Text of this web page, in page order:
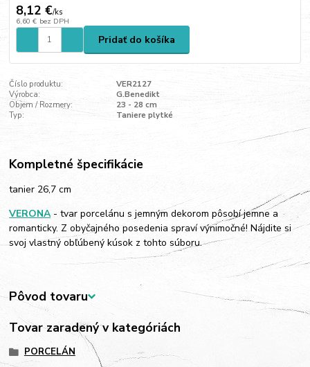
8,12 €/ks
6,60 € bez DPH
Pridať do košíka
Číslo produktu:
VER2127
Výrobca:
G.Benedikt
Objem / Rozmery:
23 - 28 cm
Typ:
Taniere plytké
Kompletné špecifikácie
tanier 26,7 cm
VERONA- tvar porcelánu s jemným dekorom pôsobí jemne a
romanticky. Z obyčajného posedenia spraví výnimočné! Nájdite si
svoj vlastný obľúbený kúsok z tohto súboru.
Pôvod tovaru
Tovar zaradený v kategóriách
PORCELÁN